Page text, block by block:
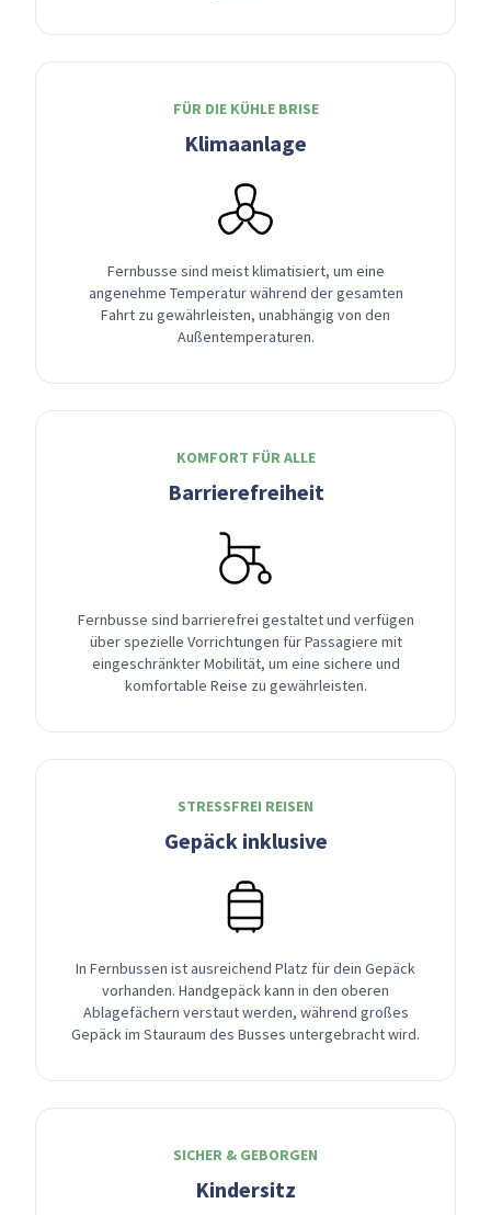
FÜR DIE KÜHLE BRISE
Klimaanlage
Fernbusse sind meist klimatisiert, um eine
angenehme Temperatur während der gesamten
Fahrt zu gewährleisten, unabhängig von den
Außentemperaturen.
KOMFORT FÜR ALLE
Barrierefreiheit
Fernbusse sind barrierefrei gestaltet und verfügen
über spezielle Vorrichtungen für Passagiere mit
eingeschränkter Mobilität, um eine sichere und
komfortable Reise zu gewährleisten.
STRESSFREI REISEN
Gepäck inklusive
In Fernbussen ist ausreichend Platz für dein Gepäck
vorhanden. Handgepäck kann in den oberen
Ablagefächern verstaut werden, während großes
Gepäck im Stauraum des Busses untergebracht wird.
SICHER & GEBORGEN
Kindersitz